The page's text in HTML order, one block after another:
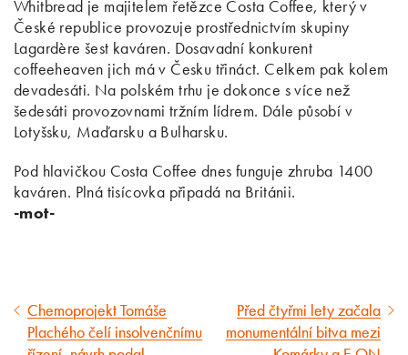
Whitbread je majitelem řetězce Costa Coffee, který v
České republice provozuje prostřednictvím skupiny
Lagardère šest kaváren. Dosavadní konkurent
coffeeheaven jich má v Česku třináct. Celkem pak kolem
devadesáti. Na polském trhu je dokonce s více než
šedesáti provozovnami tržním lídrem. Dále působí v
Lotyšsku, Maďarsku a Bulharsku.
Pod hlavičkou Costa Coffee dnes funguje zhruba 1400
kaváren. Plná tisícovka připadá na Británii.
-mot-
Předcházející
článek
Chemoprojekt Tomáše
Plachého čelí insolvenčnímu
Následující
článek
Před čtyřmi lety začala
monumentální bitva mezi